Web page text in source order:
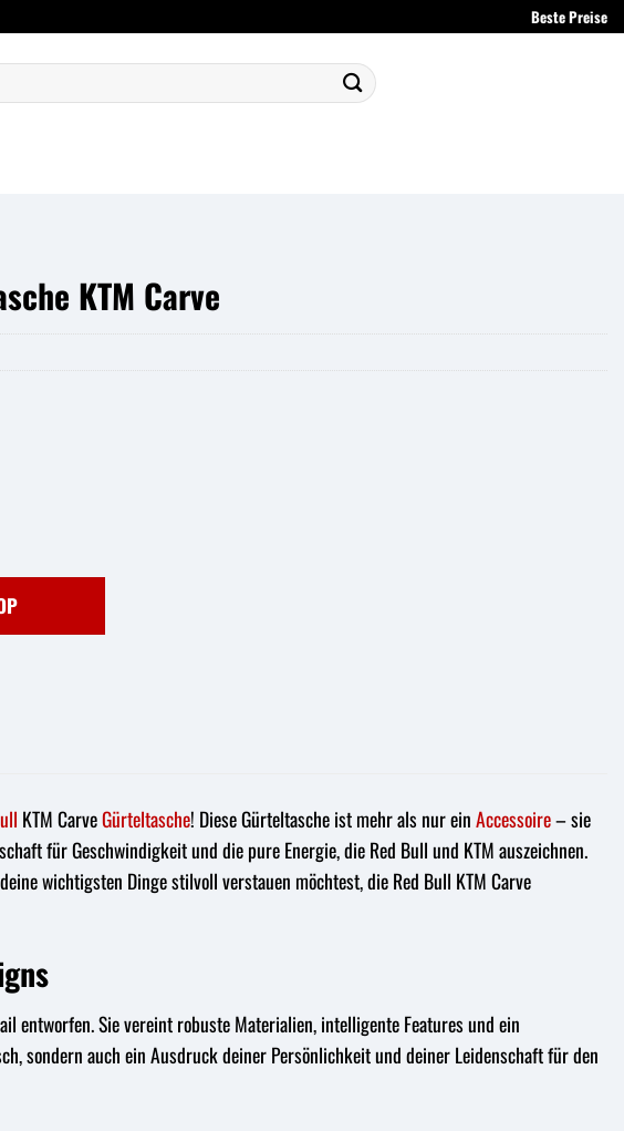
Beste Preise
KTM Carve
KTM CarveGürteltasche! Diese Gürteltasche ist mehr als nur einAccessoire– sie
für Geschwindigkeit und die pure Energie, die Red Bull und KTM auszeichnen.
wichtigsten Dinge stilvoll verstauen möchtest, die Red Bull KTM Carve
entworfen. Sie vereint robuste Materialien, intelligente Features und ein
sondern auch ein Ausdruck deiner Persönlichkeit und deiner Leidenschaft für den